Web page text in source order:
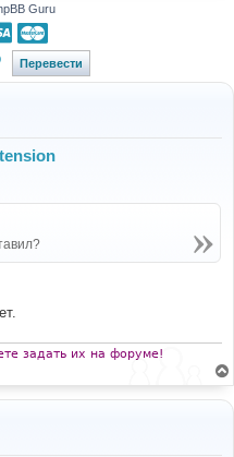
Guru
задать их на форуме!